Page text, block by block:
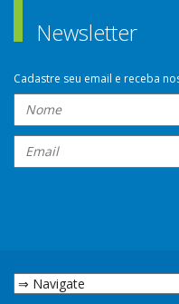
Newsletter
Cadastre seu email e receba